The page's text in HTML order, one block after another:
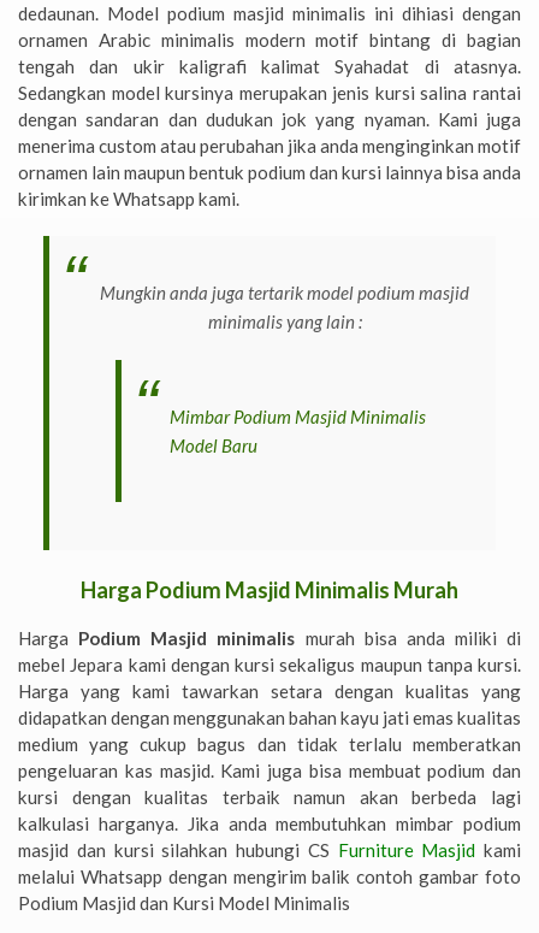
dedaunan. Model podium masjid minimalis ini dihiasi dengan
ornamen Arabic minimalis modern motif bintang di bagian
tengah dan ukir kaligrafi kalimat Syahadat di atasnya.
Sedangkan model kursinya merupakan jenis kursi salina rantai
dengan sandaran dan dudukan jok yang nyaman. Kami juga
menerima custom atau perubahan jika anda menginginkan motif
ornamen lain maupun bentuk podium dan kursi lainnya bisa anda
kirimkan ke Whatsapp kami.
Mungkin anda juga tertarik model podium masjid
minimalis yang lain :
Mimbar Podium Masjid Minimalis
Model Baru
Harga Podium Masjid Minimalis Murah
Harga Podium Masjid minimalis murah bisa anda miliki di
mebel Jepara kami dengan kursi sekaligus maupun tanpa kursi.
Harga yang kami tawarkan setara dengan kualitas yang
didapatkan dengan menggunakan bahan kayu jati emas kualitas
medium yang cukup bagus dan tidak terlalu memberatkan
pengeluaran kas masjid. Kami juga bisa membuat podium dan
kursi dengan kualitas terbaik namun akan berbeda lagi
kalkulasi harganya. Jika anda membutuhkan mimbar podium
masjid dan kursi silahkan hubungi CS Furniture Masjid kami
melalui Whatsapp dengan mengirim balik contoh gambar foto
Podium Masjid dan Kursi Model Minimalis